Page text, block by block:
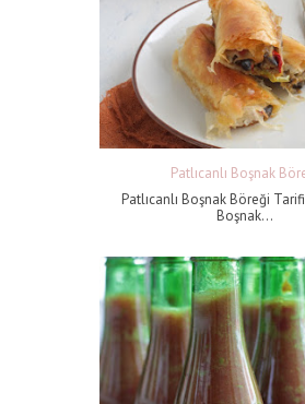
Patlıcanlı Boşnak
Patlıcanlı Boşnak Böreği
Boşnak...